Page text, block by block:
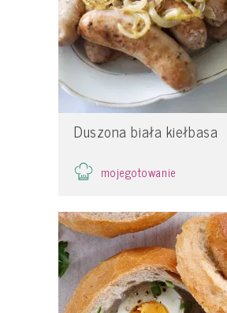
Duszona biała kiełbasa
mojegotowanie